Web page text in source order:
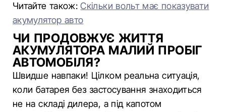
Читайте також:Скільки вольт має показувати
акумулятор авто
ЧИ ПРОДОВЖУЄ ЖИТТЯ
АКУМУЛЯТОРА МАЛИЙ ПРОБІГ
АВТОМОБІЛЯ?
Швидше навпаки! Цілком реальна ситуація,
коли батарея без застосування знаходиться
не на складі дилера, а під капотом